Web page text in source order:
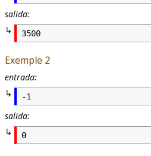
salida:
3500
Exemple 2
entrada:
-1
salida:
0